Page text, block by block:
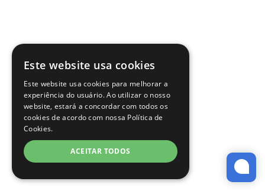
Este website usa cookies
Este website usa cookies para melhorar a
experiência do usuário. Ao utilizar o nosso
website, estará a concordar com todos os
cookies de acordo com nossa Política de
Cookies.
ACEITAR TODOS